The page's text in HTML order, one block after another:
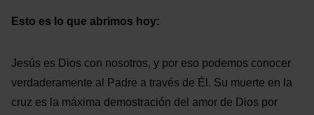
Esto es lo que abrimos hoy:
Jesús es Dios con nosotros, y por eso podemos conocer
verdaderamente al Padre a través de Él. Su muerte en la
cruz es la máxima demostración del amor de Dios por